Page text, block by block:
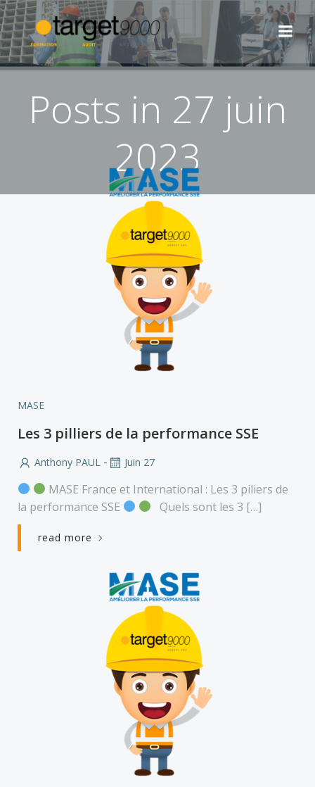
Aller
au
contenu
Posts in 27 juin
2023
MASE
Les 3 pilliers de la performance SSE
Anthony PAUL - Juin 27
MASE France et International : Les 3 piliers de
la performance SSE
Quels sont les 3 […]
read more